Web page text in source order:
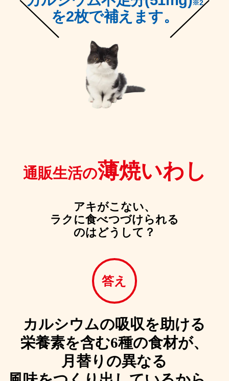
※2
を2枚で補えます。
通販生活の薄焼いわし
アキがこない、
ラクに食べつづけられる
のはどうして？
答え
カルシウムの吸収を助ける
栄養素を含む6種の食材が、
月替りの異なる